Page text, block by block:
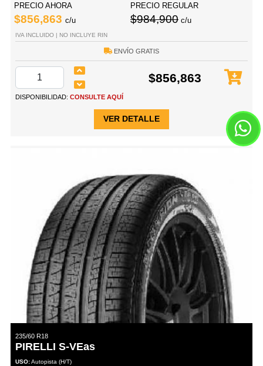
PRECIO AHORA
$856,863 c/u
PRECIO REGULAR
$984,900 c/u
IVA INCLUIDO | NO INCLUYE RIN
ENVÍO GRATIS
$856,863
DISPONIBILIDAD: CONSULTE AQUÍ
VER DETALLE
235/60 R18
PIRELLI S-VEas
USO:Autopista (H/T)